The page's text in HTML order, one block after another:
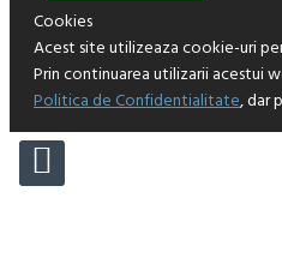
Cookies
Acest site utilizeaza cookie-uri
Prin continuarea utilizarii acestui
Politica de Confidentialitate, dar